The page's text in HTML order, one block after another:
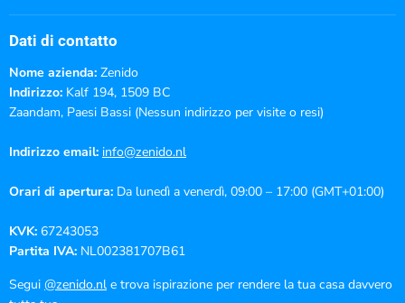
Dati di contatto
Nome azienda: Zenido
Indirizzo: Kalf 194, 1509 BC
Zaandam, Paesi Bassi (Nessun indirizzo per visite o resi)
Indirizzo email: info@zenido.nl
Orari di apertura: Da lunedì a venerdì, 09:00 – 17:00 (GMT+01:00)
KVK: 67243053
Partita IVA: NL002381707B61
Segui @zenido.nl e trova ispirazione per rendere la tua casa davvero